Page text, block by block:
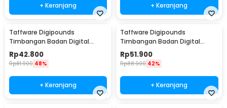
+ Keranjang + Keranjang
Taffware Digipounds
Timbangan Badan Digital
Scale Bluetooth 50g 180kg -
SH-Y01
Rp42.800
Rp81.900 48%
+ Keranjang
Taffware Digipounds
Timbangan Badan Digital
Scale Smart App 50g 180kg -
SH-Y01-U1
Rp51.900
Rp88.900 42%
+ Keranjang